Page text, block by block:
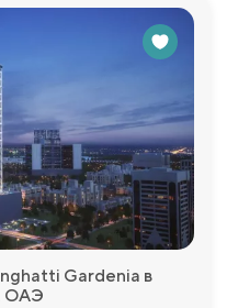
Gardenia в
ОАЭ